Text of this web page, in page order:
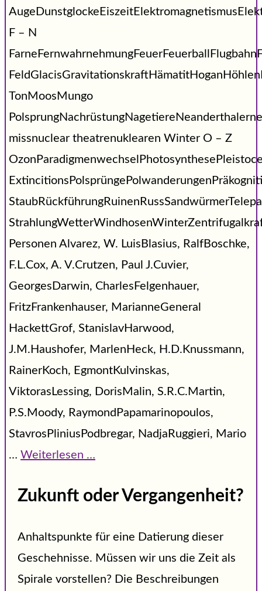
F – N
TonMoosMungo
missnuclear theatrenuklearen Winter O – Z
Personen Alvarez, W. LuisBlasius, RalfBoschke,
F.L.Cox, A. V.Crutzen, Paul J.Cuvier,
GeorgesDarwin, CharlesFelgenhauer,
FritzFrankenhauser, MarianneGeneral
HackettGrof, StanislavHarwood,
J.M.Haushofer, MarlenHeck, H.D.Knussmann,
RainerKoch, EgmontKulvinskas,
ViktorasLessing, DorisMalin, S.R.C.Martin,
P.S.Moody, RaymondPapamarinopoulos,
StavrosPliniusPodbregar, NadjaRuggieri, Mario
… Weiterlesen …
Zukunft oder Vergangenheit?
Anhaltspunkte für eine Datierung dieser
Geschehnisse. Müssen wir uns die Zeit als
Spirale vorstellen? Die Beschreibungen